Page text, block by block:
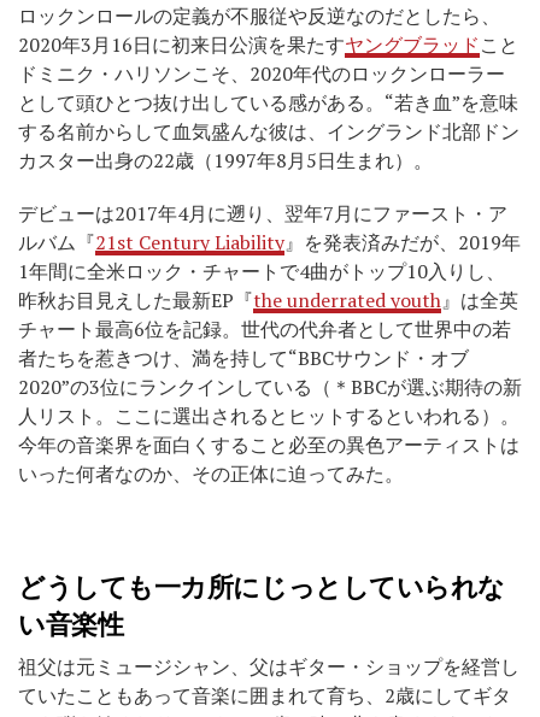
ロックンロールの定義が不服従や反逆なのだとしたら、
2020年3月16日に初来日公演を果たすヤングブラッドこと
ドミニク・ハリソンこそ、2020年代のロックンローラー
として頭ひとつ抜け出している感がある。“若き血”を意味
する名前からして血気盛んな彼は、イングランド北部ドン
カスター出身の22歳（1997年8月5日生まれ）。
デビューは2017年4月に遡り、翌年7月にファースト・ア
ルバム『21st Century Liability』を発表済みだが、2019年
1年間に全米ロック・チャートで4曲がトップ10入りし、
昨秋お目見えした最新EP『the underrated youth』は全英
チャート最高6位を記録。世代の代弁者として世界中の若
者たちを惹きつけ、満を持して“BBCサウンド・オブ
2020”の3位にランクインしている（＊BBCが選ぶ期待の新
人リスト。ここに選出されるとヒットするといわれる）。
今年の音楽界を面白くすること必至の異色アーティストは
いった何者なのか、その正体に迫ってみた。
どうしても一カ所にじっとしていられな
い音楽性
祖父は元ミュージシャン、父はギター・ショップを経営し
ていたこともあって音楽に囲まれて育ち、2歳にしてギタ